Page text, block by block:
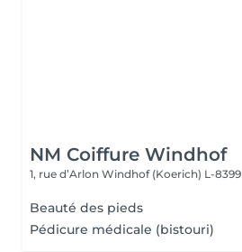
NM Coiffure Windhof
1, rue d’Arlon Windhof (Koerich) L-8399
Beauté des pieds
Pédicure médicale (bistouri)